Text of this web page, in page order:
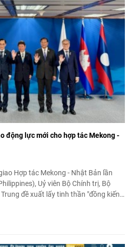
động lực mới cho hợp tác Mekong -
Hợp tác Mekong - Nhật Bản lần
Uỷ viên Bộ Chính trị, Bộ
đề xuất lấy tinh thần "đồng kiến